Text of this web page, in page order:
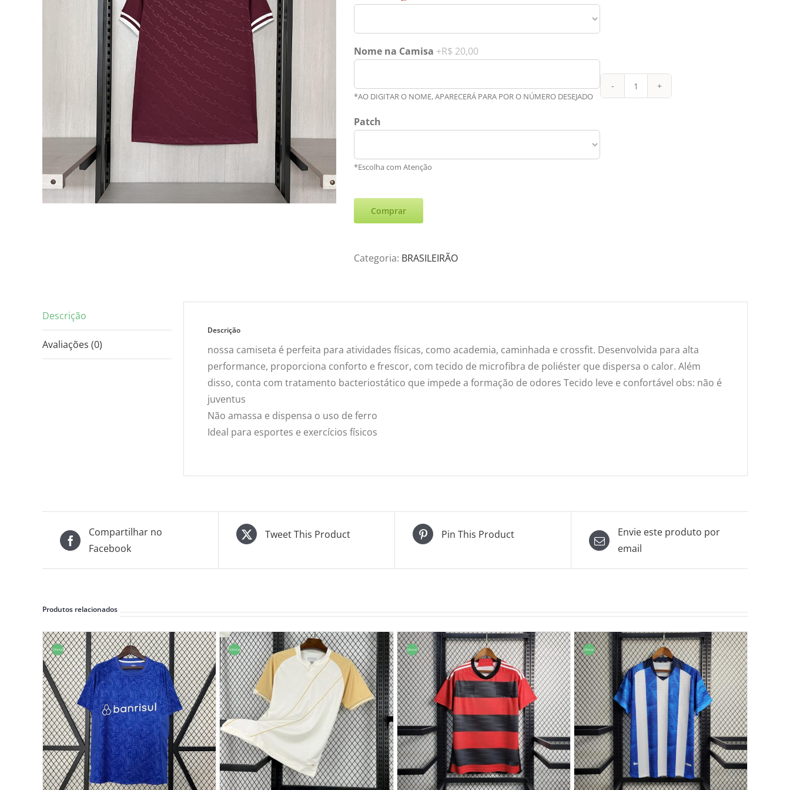
Nome na Camisa +R$ 20,00
*AO DIGITAR O NOME, APARECERÁ PARA POR O NÚMERO DESEJADO
Patch
*Escolha com Atenção
Juvents
Comprar
Categoria: BRASILEIRÃO
Descrição
Avaliações (0)
Descrição
nossa camiseta é perfeita para atividades físicas, como academia, caminhada e crossfit. Desenvolvida para alta
performance, proporciona conforto e frescor, com tecido de microfibra de poliéster que dispersa o calor. Além
disso, conta com tratamento bacteriostático que impede a formação de odores Tecido leve e confortável obs: não é
juventus
Não amassa e dispensa o uso de ferro
Ideal para esportes e exercícios físicos
Compartilhar no
Facebook
Tweet This Product Pin This Product
Envie este produto por
email
Produtos relacionados
Oferta! Oferta! Oferta! Oferta!